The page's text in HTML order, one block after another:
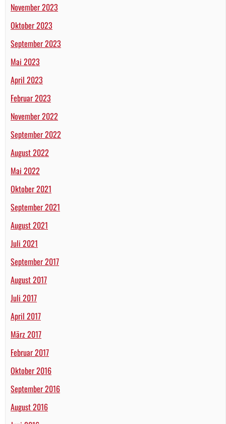
November 2023
Oktober 2023
September 2023
Mai 2023
April 2023
Februar 2023
November 2022
September 2022
August 2022
Mai 2022
Oktober 2021
September 2021
August 2021
Juli 2021
September 2017
August 2017
Juli 2017
April 2017
März 2017
Februar 2017
Oktober 2016
September 2016
August 2016